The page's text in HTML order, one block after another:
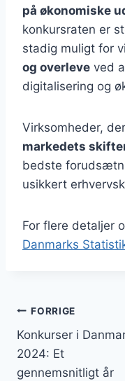
på økonomiske
konkursraten er
stadig muligt for
og overleve ved
digitalisering og
Virksomheder,
markedets
bedste
usikkert
For flere detaljer
Danmarks
FORRIGE
Konkurser i
2024: Et
gennemsnitligt år